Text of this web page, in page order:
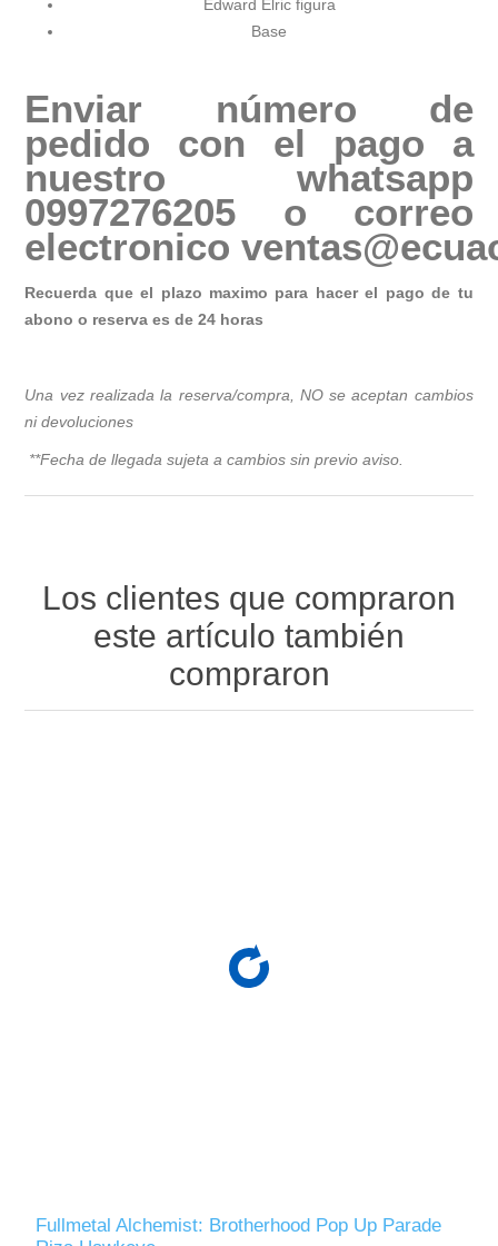
Edward Elric figura
Base
Enviar número de
pedido con el pago a
nuestro whatsapp
0997276205 o correo
electronico
Recuerda que el plazo maximo para hacer el pago de tu
abono o reserva es de 24 horas
Una vez realizada la reserva/compra, NO se aceptan cambios
ni devoluciones
**Fecha de llegada sujeta a cambios sin previo aviso.
Los clientes que compraron
este artículo también
compraron
Fullmetal Alchemist: Brotherhood Pop Up Parade